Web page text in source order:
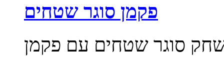
פקמן סוגר שטחים